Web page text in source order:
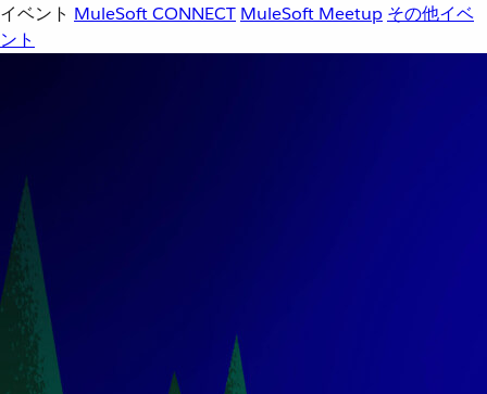
イベント MuleSoft CONNECT MuleSoft Meetup その他イベ
ント